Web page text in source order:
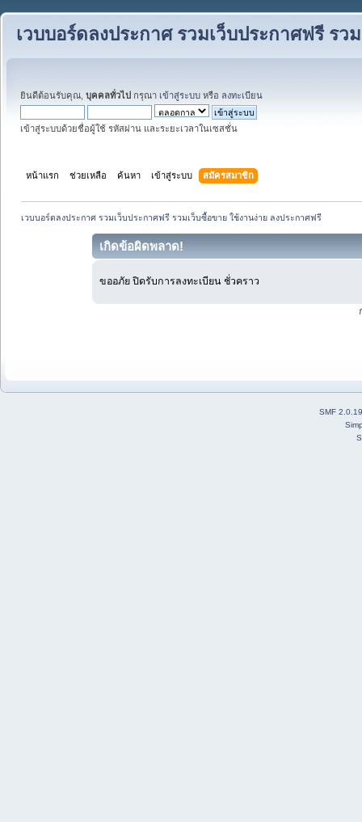
เวบบอร์ดลงประกาศ รวมเว็บประกาศฟรี รว
ยินดีต้อนรับคุณ, บุคคลทั่วไป กรุณา เข้าสู่ระบบ หรือ ลงทะเบียน
เข้าสู่ระบบด้วยชื่อผู้ใช้ รหัสผ่าน และระยะเวลาในเซสชั่น
หน้าแรก ช่วยเหลือ ค้นหา เข้าสู่ระบบ สมัครสมาชิก
เวบบอร์ดลงประกาศ รวมเว็บประกาศฟรี รวมเว็บซื้อขาย ใช้งานง่าย ลงประกาศฟรี
เกิดข้อผิดพลาด!
ขออภัย ปิดรับการลงทะเบียน ชั่วคราว
SMF 2.0.19